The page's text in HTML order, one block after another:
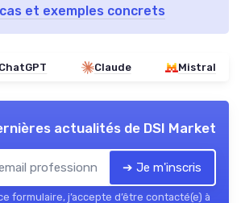
et exemples concrets
ChatGPT Claude Mistral
actualités de DSI Market
➔ Je m'inscris
formulaire, j’accepte d’être contacté(e) à